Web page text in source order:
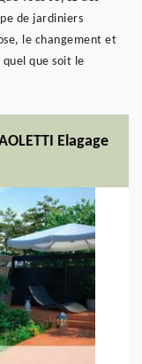
de jardiniers
le changement et
que soit le
Elagage